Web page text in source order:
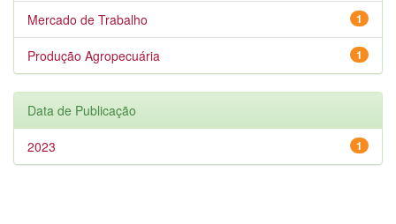
1
Mercado de Trabalho
1
Produção Agropecuária
Data de Publicação
1
2023